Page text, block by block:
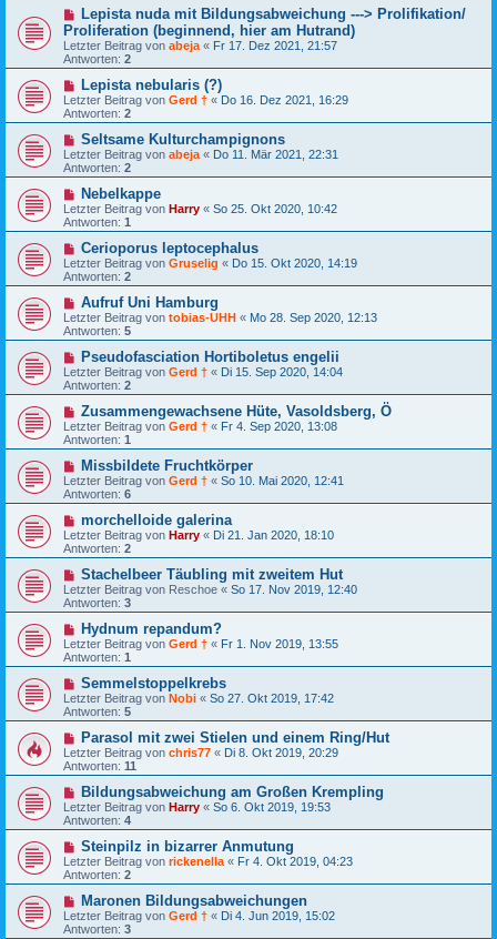
Lepista nuda mit Bildungsabweichung ---> Prolifikation/
Proliferation (beginnend, hier am Hutrand)
Letzter Beitrag von abeja « Fr 17. Dez 2021, 21:57
Antworten: 2
Lepista nebularis (?)
Letzter Beitrag von Gerd † « Do 16. Dez 2021, 16:29
Antworten: 2
Seltsame Kulturchampignons
Letzter Beitrag von abeja « Do 11. Mär 2021, 22:31
Antworten: 2
Nebelkappe
Letzter Beitrag von Harry « So 25. Okt 2020, 10:42
Antworten: 1
Cerioporus leptocephalus
Letzter Beitrag von Gruselig « Do 15. Okt 2020, 14:19
Antworten: 2
Aufruf Uni Hamburg
Letzter Beitrag von tobias-UHH « Mo 28. Sep 2020, 12:13
Antworten: 5
Pseudofasciation Hortiboletus engelii
Letzter Beitrag von Gerd † « Di 15. Sep 2020, 14:04
Antworten: 2
Zusammengewachsene Hüte, Vasoldsberg, Ö
Letzter Beitrag von Gerd † « Fr 4. Sep 2020, 13:08
Antworten: 1
Missbildete Fruchtkörper
Letzter Beitrag von Gerd † « So 10. Mai 2020, 12:41
Antworten: 6
morchelloide galerina
Letzter Beitrag von Harry « Di 21. Jan 2020, 18:10
Antworten: 2
Stachelbeer Täubling mit zweitem Hut
Letzter Beitrag von Reschoe « So 17. Nov 2019, 12:40
Antworten: 3
Hydnum repandum?
Letzter Beitrag von Gerd † « Fr 1. Nov 2019, 13:55
Antworten: 1
Semmelstoppelkrebs
Letzter Beitrag von Nobi « So 27. Okt 2019, 17:42
Antworten: 5
Parasol mit zwei Stielen und einem Ring/Hut
Letzter Beitrag von chris77 « Di 8. Okt 2019, 20:29
Antworten: 11
Bildungsabweichung am Großen Krempling
Letzter Beitrag von Harry « So 6. Okt 2019, 19:53
Antworten: 4
Steinpilz in bizarrer Anmutung
Letzter Beitrag von rickenella « Fr 4. Okt 2019, 04:23
Antworten: 2
Maronen Bildungsabweichungen
Letzter Beitrag von Gerd † « Di 4. Jun 2019, 15:02
Antworten: 3